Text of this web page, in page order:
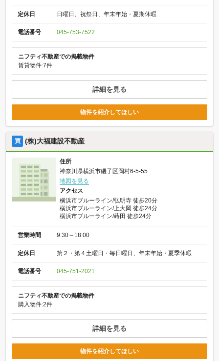
定休日 日曜日、祝祭日、年末年始・夏期休暇
電話番号 045-753-7522
ニフティ不動産での掲載物件
賃貸物件:7件
詳細を見る
物件を紹介してほしい
買 (株)大福建設不動産
住所
神奈川県横浜市磯子区岡村6-5-55
地図を見る
アクセス
横浜市ブルーライン/弘明寺 徒歩20分
横浜市ブルーライン/上大岡 徒歩24分
横浜市ブルーライン/蒔田 徒歩24分
営業時間 9:30～18:00
定休日 第２・第４土曜日・毎日曜日、年末年始・夏季休暇
電話番号 045-751-2021
ニフティ不動産での掲載物件
購入物件:2件
詳細を見る
物件を紹介してほしい